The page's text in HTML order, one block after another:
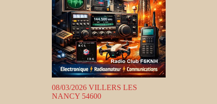
08/03/2026 VILLERS LES
NANCY 54600